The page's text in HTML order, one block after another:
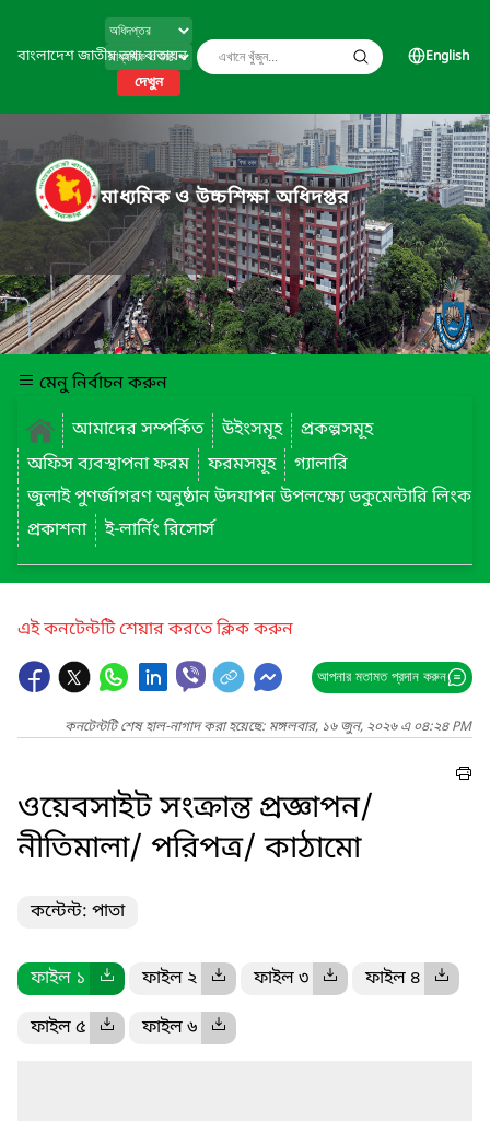
বাংলাদেশ জাতীয় তথ্য বাতায়ন
দেখুন
English
মাধ্যমিক ও উচ্চশিক্ষা অধিদপ্তর
মেনু নির্বাচন করুন
আমাদের সম্পর্কিত
উইংসমূহ
প্রকল্পসমূহ
অফিস ব্যবস্থাপনা ফরম
ফরমসমূহ
গ্যালারি
জুলাই পুণর্জাগরণ অনুষ্ঠান উদযাপন উপলক্ষ্যে ডকুমেন্টারি লিংক
প্রকাশনা
ই-লার্নিং রিসোর্স
এই কনটেন্টটি শেয়ার করতে ক্লিক করুন
আপনার মতামত প্রদান করুন
কনটেন্টটি শেষ হাল-নাগাদ করা হয়েছে: মঙ্গলবার, ১৬ জুন, ২০২৬ এ ০৪:২৪ PM
ওয়েবসাইট সংক্রান্ত প্রজ্ঞাপন/
নীতিমালা/ পরিপত্র/ কাঠামো
কন্টেন্ট: পাতা
ফাইল ১ ফাইল ২ ফাইল ৩ ফাইল ৪
ফাইল ৫ ফাইল ৬